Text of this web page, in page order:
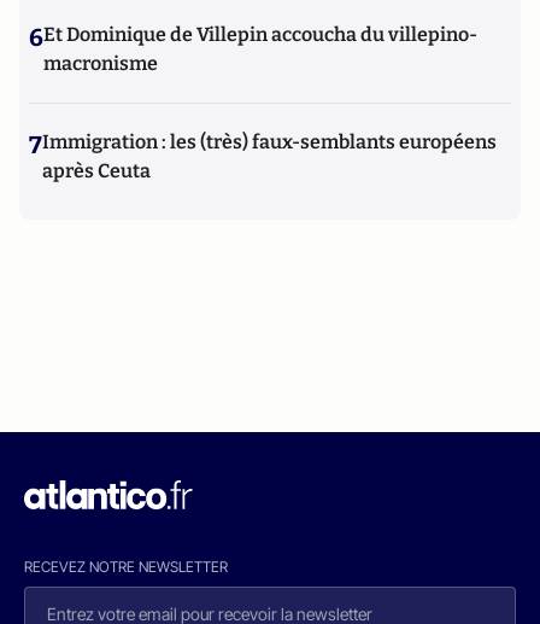
6Et Dominique de Villepin accoucha du villepino-
macronisme
7Immigration : les (très) faux-semblants européens
après Ceuta
RECEVEZ NOTRE NEWSLETTER